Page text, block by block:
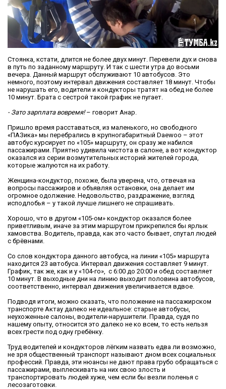
Стоянка, кстати, длится не более двух минут. Перевели дух и снова
в путь по заданному маршруту. И так с шести утра до восьми
вечера. Данный маршрут обслуживают 10 автобусов. Это
немного, поэтому интервал движения составляет 18 минут. Чтобы
не нарушать его, водители и кондукторы тратят на обед не более
10 минут. Брата с сестрой такой график не пугает.
- Зато зарплата вовремя!– говорит Анар.
Пришло время расставаться, из маленького, но свободного
«ПАЗика» мы перебрались в крупногабаритный Daewoo – этот
автобус курсирует по «105» маршруту, он сразу же набился
пассажирами. Приятно удивила чистота в салоне, а вот кондуктор
оказался из серии возмутительных историй жителей города,
которые жалуются на их работу.
Женщина-кондуктор, похоже, была уверена, что, отвечая на
вопросы пассажиров и объявляя остановки, она делает им
огромное одолжение. Недовольство, раздражение, взгляд
исподлобья – у такой лучше лишнего не спрашивать.
Хорошо, что в другом «105-ом» кондуктор оказался более
приветливым, иначе за этим маршрутом прикрепился бы ярлык
хамовства. Водитель, правда, как это часто бывает, спутал людей
с брёвнами.
Со слов кондуктора данного автобуса, на линии «105» маршрута
находится 23 автобуса. Интервал движения составляет 9 минут.
График, так же, как и у «104-го», с 6:00 до 20:00 и обед составляет
10 минут. В выходные дни на линию выходит половина автобусов,
соответственно, интервал движения увеличивается вдвое.
Подводя итоги, можно сказать, что положение на пассажирском
транспорте Актау далеко не идеальное: старые автобусы,
неухоженные салоны, водители-нарушители. Правда, судя по
нашему опыту, относится это далеко не ко всем, то есть нельзя
всех грести под одну гребёнку.
Труд водителей и кондукторов лёгким назвать едва ли возможно,
не зря общественный транспорт называют дном всех социальных
профессий. Правда, эти нюансы не дают права грубо обращаться с
пассажирами, выплескивать на них свою злость и
транспортировать людей хуже, чем если бы везли поленья с
лесозаготовки.